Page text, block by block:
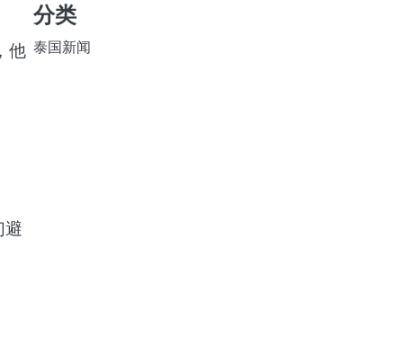
他
避
分类
泰国新闻